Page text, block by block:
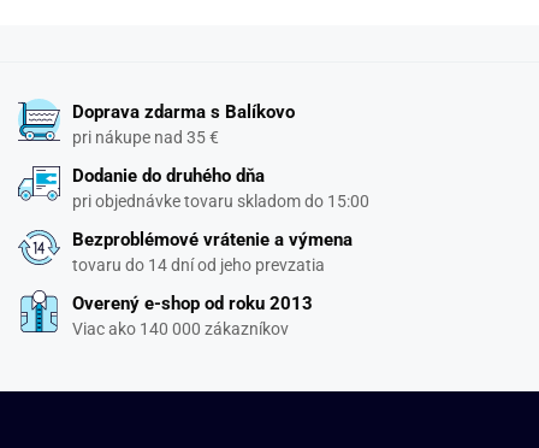
Doprava zdarma s Balíkovo
pri nákupe nad 35 €
Dodanie do druhého dňa
pri objednávke tovaru skladom do 15:00
Bezproblémové vrátenie a výmena
tovaru do 14 dní od jeho prevzatia
Overený e-shop od roku 2013
Viac ako 140 000 zákazníkov